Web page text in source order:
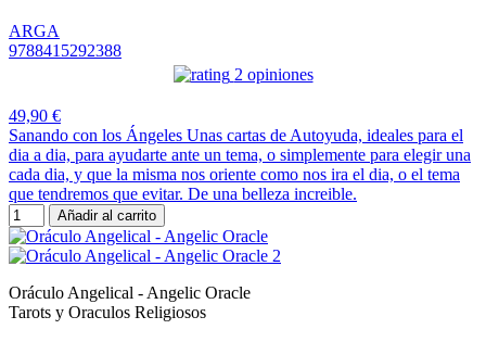
ARGA
9788415292388
2 opiniones
49,90 €
Sanando con los Ángeles Unas cartas de Autoyuda, ideales para el
dia a dia, para ayudarte ante un tema, o simplemente para elegir una
cada dia, y que la misma nos oriente como nos ira el dia, o el tema
que tendremos que evitar. De una belleza increible.
Añadir al carrito
Oráculo Angelical - Angelic Oracle
Tarots y Oraculos Religiosos